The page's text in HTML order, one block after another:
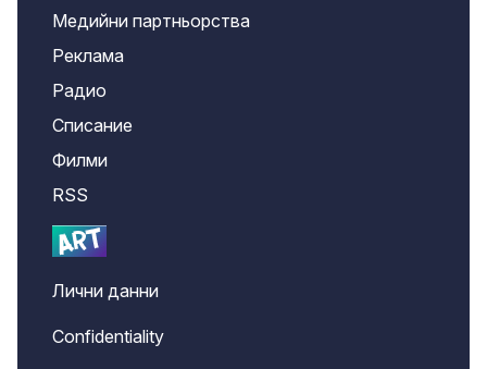
Медийни партньорства
Реклама
Радио
Списание
Филми
RSS
Лични данни
Confidentiality